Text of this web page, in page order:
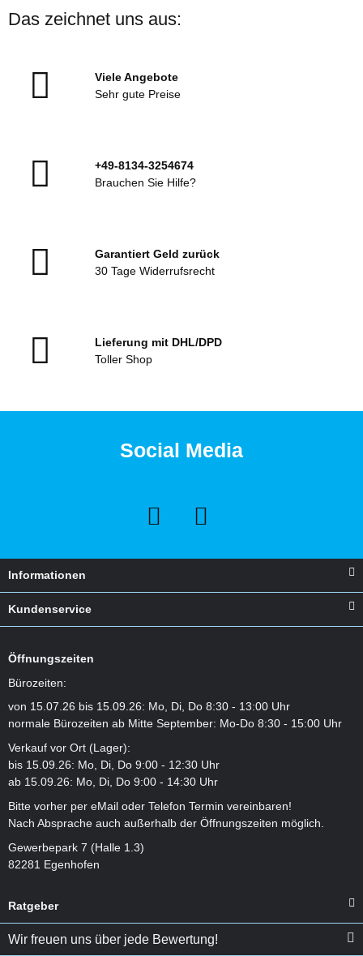
Das zeichnet uns aus:
Viele Angebote
Sehr gute Preise
+49-8134-3254674
Brauchen Sie Hilfe?
Garantiert Geld zurück
30 Tage Widerrufsrecht
Lieferung mit DHL/DPD
Toller Shop
Social Media
Informationen
Kundenservice
Öffnungszeiten
Bürozeiten:
von 15.07.26 bis 15.09.26: Mo, Di, Do 8:30 - 13:00 Uhr
normale Bürozeiten ab Mitte September: Mo-Do 8:30 - 15:00 Uhr
Verkauf vor Ort (Lager):
bis 15.09.26: Mo, Di, Do 9:00 - 12:30 Uhr
ab 15.09.26: Mo, Di, Do 9:00 - 14:30 Uhr
Bitte vorher per eMail oder Telefon Termin vereinbaren!
Nach Absprache auch außerhalb der Öffnungszeiten möglich.
Gewerbepark 7 (Halle 1.3)
82281 Egenhofen
Ratgeber
Wir freuen uns über jede Bewertung!